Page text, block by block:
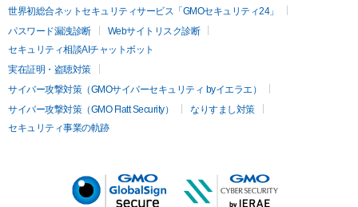
世界初総合ネットセキュリティサービス「GMOセキュリティ24」
パスワード漏洩診断
Webサイトリスク診断
セキュリティ相談AIチャットボット
実在証明・盗聴対策
サイバー攻撃対策（GMOサイバーセキュリティ byイエラエ）
サイバー攻撃対策（GMO Flatt Security）
なりすまし対策
セキュリティ事業の軌跡